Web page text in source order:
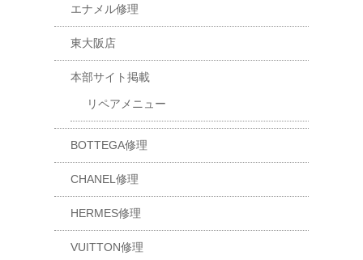
エナメル修理
東大阪店
本部サイト掲載
リペアメニュー
BOTTEGA修理
CHANEL修理
HERMES修理
VUITTON修理